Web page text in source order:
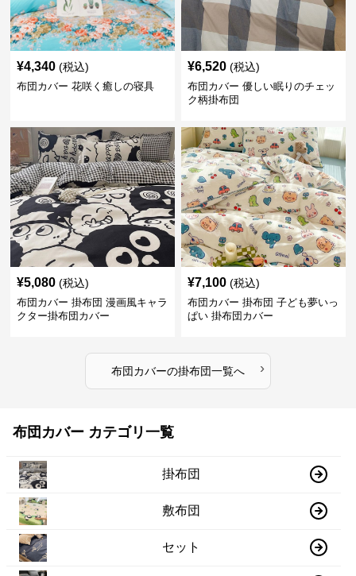
¥4,340 (税込)
布団カバー 花咲く癒しの寝具
¥6,520 (税込)
布団カバー 優しい眠りのチェッ
ク柄掛布団
¥5,080 (税込)
布団カバー 掛布団 漫画風キャラ
クター掛布団カバー
¥7,100 (税込)
布団カバー 掛布団 子ども夢いっ
ぱい 掛布団カバー
布団カバーの掛布団一覧へ ›
布団カバー カテゴリ一覧
掛布団
敷布団
セット